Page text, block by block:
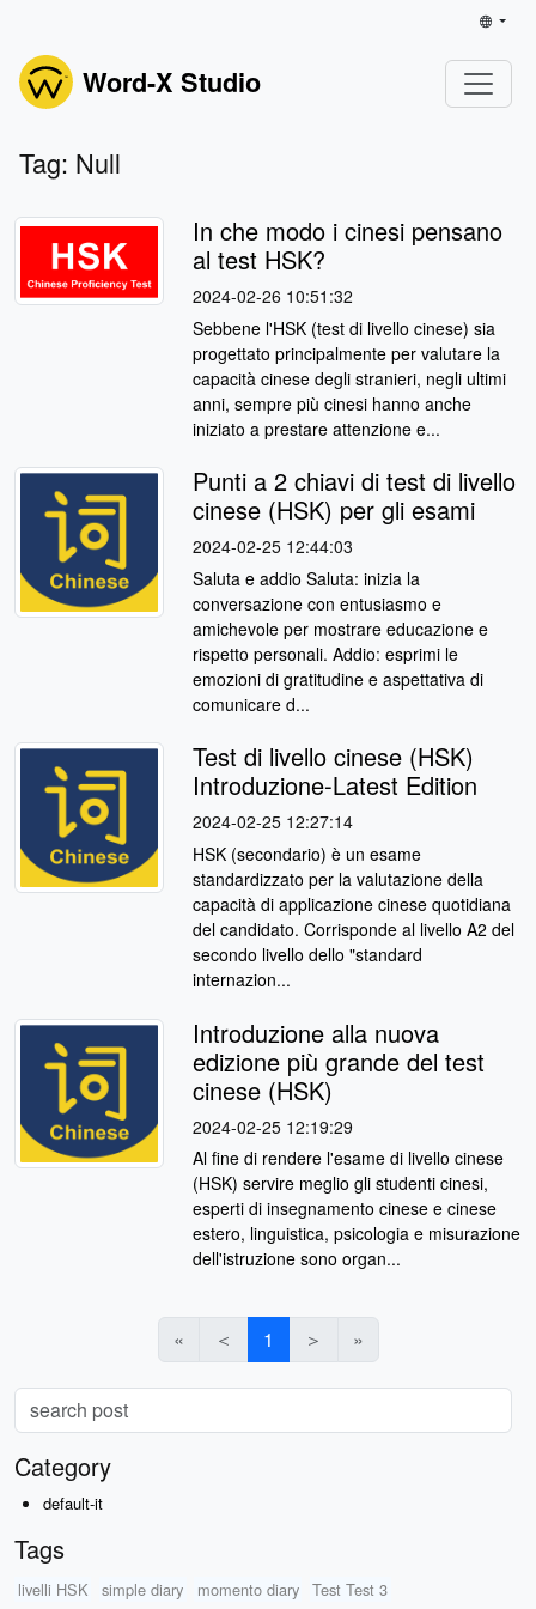
Word-X Studio
Tag: Null
In che modo i cinesi pensano
al test HSK?
2024-02-26 10:51:32
Sebbene l'HSK (test di livello cinese) sia
progettato principalmente per valutare la
capacità cinese degli stranieri, negli ultimi
anni, sempre più cinesi hanno anche
iniziato a prestare attenzione e...
Punti a 2 chiavi di test di livello
cinese (HSK) per gli esami
2024-02-25 12:44:03
Saluta e addio Saluta: inizia la
conversazione con entusiasmo e
amichevole per mostrare educazione e
rispetto personali. Addio: esprimi le
emozioni di gratitudine e aspettativa di
comunicare d...
Test di livello cinese (HSK)
Introduzione-Latest Edition
2024-02-25 12:27:14
HSK (secondario) è un esame
standardizzato per la valutazione della
capacità di applicazione cinese quotidiana
del candidato. Corrisponde al livello A2 del
secondo livello dello "standard
internazion...
Introduzione alla nuova
edizione più grande del test
cinese (HSK)
2024-02-25 12:19:29
Al fine di rendere l'esame di livello cinese
(HSK) servire meglio gli studenti cinesi,
esperti di insegnamento cinese e cinese
estero, linguistica, psicologia e misurazione
dell'istruzione sono organ...
« ＜ 1 ＞ »
Category
default-it
Tags
livelli HSK simple diary momento diary Test Test 3